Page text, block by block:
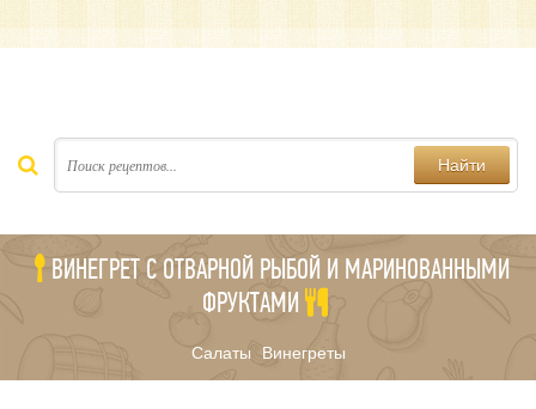
Найти
ВИНЕГРЕТ С ОТВАРНОЙ РЫБОЙ И МАРИНОВАННЫМИ
ФРУКТАМИ
Салаты/ Винегреты